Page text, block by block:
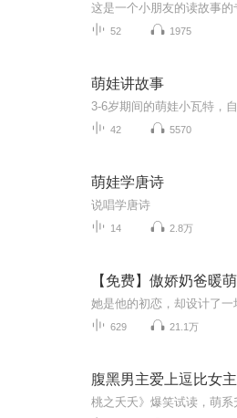
52 1975
萌娃讲故事
42 5570
萌娃学唐诗
说唱学唐诗
14 2.8万
629 21.1万
腹黑男主爱上逗比女主